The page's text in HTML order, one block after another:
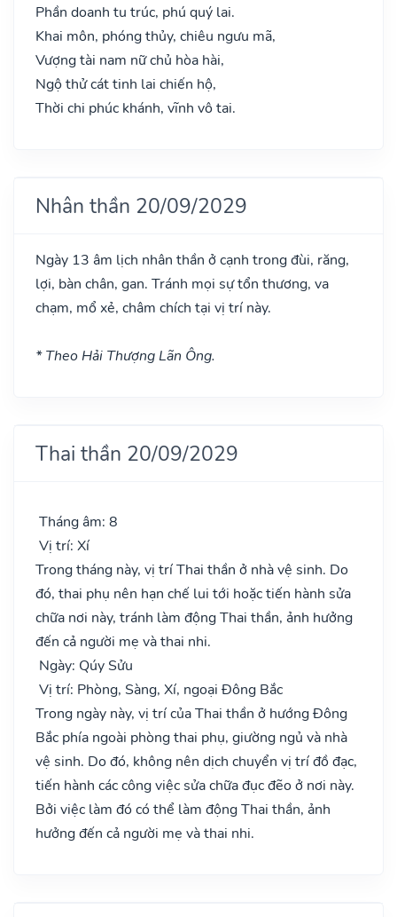
Phần doanh tu trúc, phú quý lai.
Khai môn, phóng thủy, chiêu ngưu mã,
Vượng tài nam nữ chủ hòa hài,
Ngộ thử cát tinh lai chiến hộ,
Thời chi phúc khánh, vĩnh vô tai.
Nhân thần 20/09/2029
Ngày 13 âm lịch nhân thần ở cạnh trong đùi, răng,
lợi, bàn chân, gan. Tránh mọi sự tổn thương, va
chạm, mổ xẻ, châm chích tại vị trí này.
* Theo Hải Thượng Lãn Ông.
Thai thần 20/09/2029
Tháng âm: 8
Vị trí: Xí
Trong tháng này, vị trí Thai thần ở nhà vệ sinh. Do
đó, thai phụ nên hạn chế lui tới hoặc tiến hành sửa
chữa nơi này, tránh làm động Thai thần, ảnh hưởng
đến cả người mẹ và thai nhi.
Ngày: Qúy Sửu
Vị trí: Phòng, Sàng, Xí, ngoại Đông Bắc
Trong ngày này, vị trí của Thai thần ở hướng Đông
Bắc phía ngoài phòng thai phụ, giường ngủ và nhà
vệ sinh. Do đó, không nên dịch chuyển vị trí đồ đạc,
tiến hành các công việc sửa chữa đục đẽo ở nơi này.
Bởi việc làm đó có thể làm động Thai thần, ảnh
hưởng đến cả người mẹ và thai nhi.